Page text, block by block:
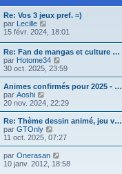
s
a
g
e
i
e
s
s
d
e
n
i
e
r
m
s
a
g
Re: Vos 3 jeux pref. =)
par Lecille
l
e
d
e
r
i
e
r
m
e
s
s
a
15 févr. 2024, 18:01
Re: Fan de mangas et culture …
par Hotome34
o
i
r
e
e
r
n
i
m
30 oct. 2025, 23:59
Animes confirmés pour 2025 - …
par Aoshi
o
i
r
l
e
d
r
n
20 nov. 2024, 22:29
Re: Thème dessin animé, jeu v…
par GTOnly
o
i
r
l
11 oct. 2025, 07:27
par Onerasan
o
10 janv. 2012, 18:58